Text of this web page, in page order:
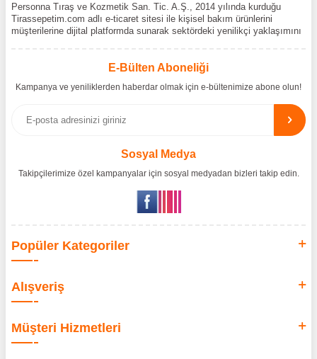
Personna Tıraş ve Kozmetik San. Tic. A.Ş., 2014 yılında kurduğu
Tirassepetim.com adlı e-ticaret sitesi ile kişisel bakım ürünlerini
müşterilerine dijital platformda sunarak sektördeki yenilikçi yaklaşımını
Wilkinson Sword, Bodman ve Bodycology markalarının resmî
etmektedir. Tüm ithalat süreçlerimizde orijinallik belgeleri ve üretici iş
birlikleriyle çalışarak, ürünlerin en güvenilir şekilde Türkiye pazarına
ulaşmasını sağlıyoruz. Amacımız, dünya genelinde milyonlarca
kullanıcıya hitap eden bu markaları, Türk tüketicilerle doğrudan, güvenli
E-Bülten Aboneliği
Kampanya ve yeniliklerden haberdar olmak için e-bültenimize abone olun!
Sosyal Medya
Takipçilerimize özel kampanyalar için sosyal medyadan bizleri takip edin.
Popüler Kategoriler
Alışveriş
Müşteri Hizmetleri